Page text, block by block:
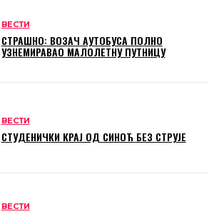
ВЕСТИ
СТРАШНО: ВОЗАЧ АУТОБУСА ПОЛНО
УЗНЕМИРАВАО МАЛОЛЕТНУ ПУТНИЦУ
ВЕСТИ
СТУДЕНИЧКИ КРАЈ ОД СИНОЋ БЕЗ СТРУЈЕ
ВЕСТИ